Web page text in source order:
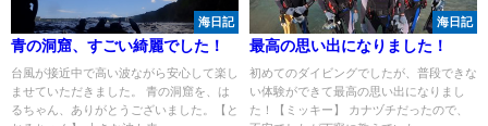
海日記
青の洞窟、すごい綺麗でした！
台風が接近中で高い波ながら安心して楽し
ませていただきました。 青の洞窟を、は
るちゃん、ありがとうございました。【と
海日記
最高の思い出になりました！
初めてのダイビングでしたが、普段できな
い体験ができて最高の思い出になりまし
た！【ミッキー】 カナヅチだったので、